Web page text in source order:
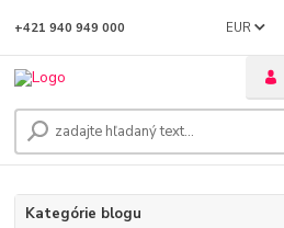
EUR
+421 940 949 000
Kategórie blogu